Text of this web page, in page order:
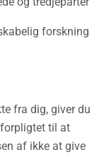
forskning
fra dig, giver du
til at
af ikke at give